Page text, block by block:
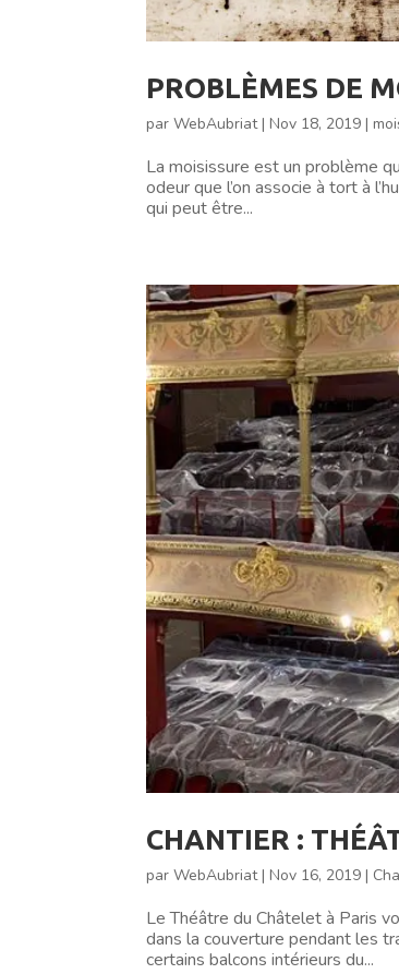
PROBLÈMES DE
parWebAubriat|Nov 18, 2019 |
La moisissure est un problème
odeur que l’on associe à tort à
qui peut être...
CHANTIER :
parWebAubriat|Nov 16, 2019 |
Le Théâtre du Châtelet à Paris
dans la couverture pendant les
certains balcons intérieurs du...